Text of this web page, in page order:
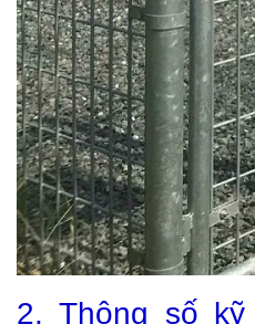
2. Thông số